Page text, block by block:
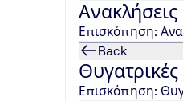
Επισκόπηση:
Back
Θυγατρικές
Επισκόπηση: